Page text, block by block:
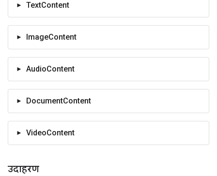
TextContent
ImageContent
AudioContent
DocumentContent
VideoContent
उदाहरण